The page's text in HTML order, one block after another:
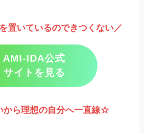
置いているのできつくない／
AMI-IDA公式
サイトを見る
から理想の自分へ一直線☆